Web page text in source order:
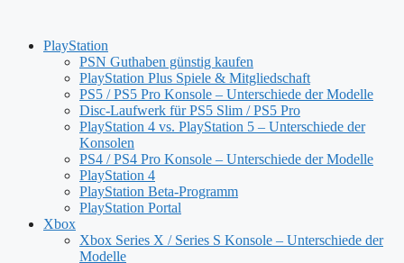
springenPlayStation
PSN Guthaben günstig kaufen
PlayStation Plus Spiele & Mitgliedschaft
PS5 / PS5 Pro Konsole – Unterschiede der Modelle
Disc-Laufwerk für PS5 Slim / PS5 Pro
PlayStation 4 vs. PlayStation 5 – Unterschiede der
Konsolen
PS4 / PS4 Pro Konsole – Unterschiede der Modelle
PlayStation 4
PlayStation Beta-Programm
PlayStation Portal
Xbox
Xbox Series X / Series S Konsole – Unterschiede der
Modelle